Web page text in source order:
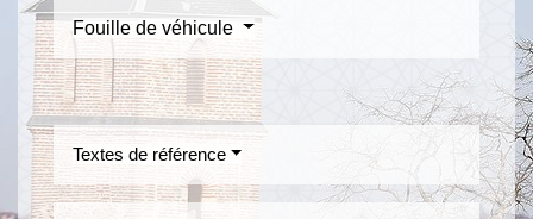
Fouille de véhicule
Textes de référence